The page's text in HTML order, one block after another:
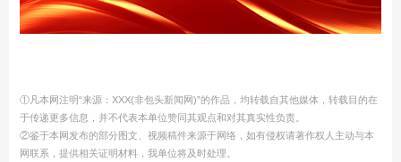
①凡本网注明“来源：XXX(非包头新闻网)”的作品，均转载自其他媒体，转载目的在
于传递更多信息，并不代表本单位赞同其观点和对其真实性负责。
②鉴于本网发布的部分图文、视频稿件来源于网络，如有侵权请著作权人主动与本
网联系，提供相关证明材料，我单位将及时处理。